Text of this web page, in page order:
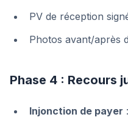
PV de réception
Photos avant/après
Phase 4 : Recours
Injonction de payer